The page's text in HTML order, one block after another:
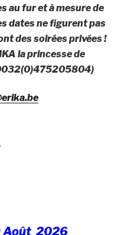
au fur et à mesure de
dates ne figurent pas
des soirées privées !
la princesse de
Août 2026